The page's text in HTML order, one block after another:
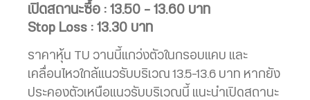
เปิดสถานะซื้อ : 13.50 – 13.60 บาท
Stop Loss : 13.30 บาท
ราคาหุ้น TU วานนี้แกว่งตัวในกรอบแคบ และ
เคลื่อนไหวใกล้แนวรับบริเวณ 13.5-13.6 บาท หากยัง
ประคองตัวเหนือแนวรับบริเวณนี้ แนะนำเปิดสถานะ